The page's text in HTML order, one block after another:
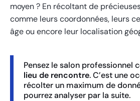
moyen ? En récoltant de
comme leurs coordonnées, leurs
âge ou encore leur localisation
Pensez le salon professionnel
lieu de rencontre. C’est une
récolter un maximum de
pourrez analyser par la suite.